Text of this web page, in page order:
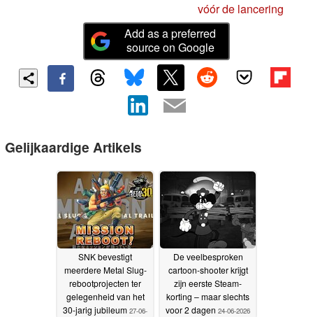
vóór de lancering
Add as a preferred
source on Google
Gelijkaardige Artikels
SNK bevestigt
meerdere Metal Slug-
rebootprojecten ter
gelegenheid van het
30-jarig jubileum 27-06-
De veelbesproken
cartoon-shooter krijgt
zijn eerste Steam-
korting – maar slechts
voor 2 dagen 24-06-2026